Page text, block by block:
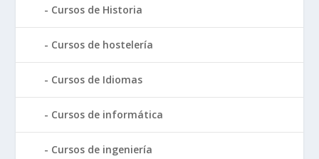
Cursos de Historia
Cursos de hostelería
Cursos de Idiomas
Cursos de informática
Cursos de ingeniería